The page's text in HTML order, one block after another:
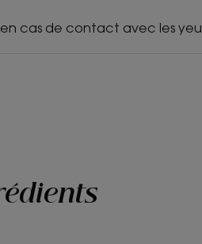
à la mousse généreuse, qui
cas de contact avec les